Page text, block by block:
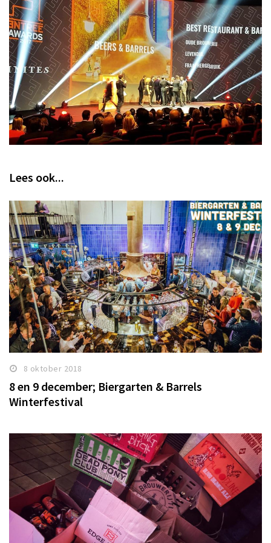
Lees ook...
8 oktober 2018
8 en 9 december; Biergarten & Barrels
Winterfestival